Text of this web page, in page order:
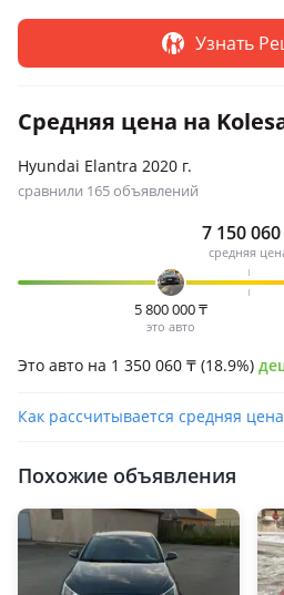
Узнать
Средняя цена на
Hyundai Elantra 2020 г.
сравнили 165 объявлений
7 150 060
средняя
5 800 000₸
это авто
Это авто на 1 350 060 ₸ (18.9%)
Как рассчитывается средняя
Похожие объявления